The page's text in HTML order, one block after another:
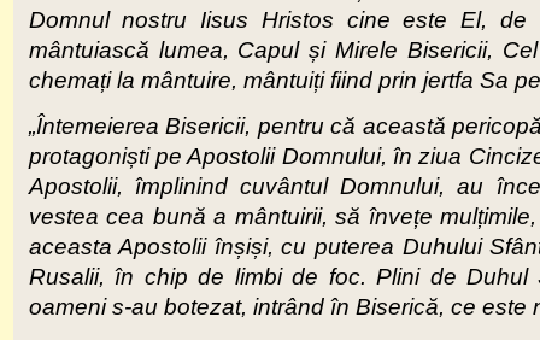
Domnul nostru Iisus Hristos cine este El,
mântuiască lumea, Capul și Mirele Bisericii,
chemați la mântuire, mântuiți fiind prin jertfa Sa
„Întemeierea Bisericii, pentru că această
protagoniști pe Apostolii Domnului, în ziua
Apostolii, împlinind cuvântul Domnului, au
vestea cea bună a mântuirii, să învețe
aceasta Apostolii înșiși, cu puterea Duhului
Rusalii, în chip de limbi de foc. Plini de
oameni s-au botezat, intrând în Biserică, ce este